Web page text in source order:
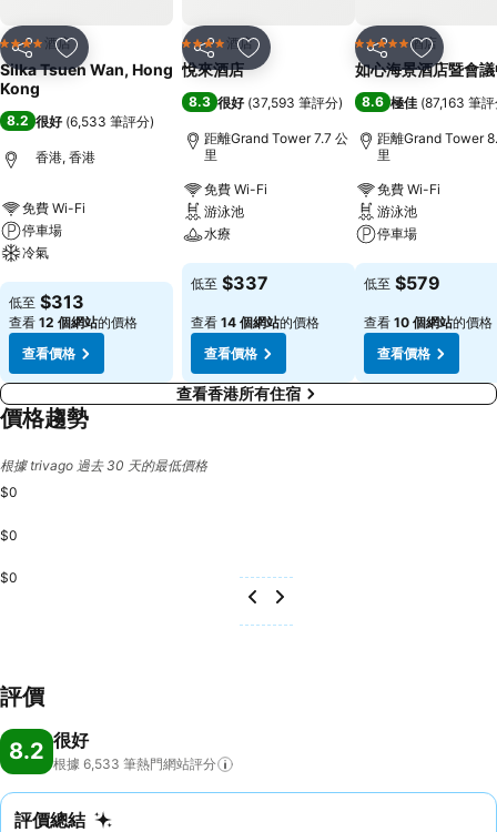
分享 放到收藏夾
4 星級 酒店
Silka Tsuen Wan, Hong
Kong
8.2 很好 (6,533 筆評分)
香港, 香港
免費 Wi-Fi
停車場
冷氣
查看價格
低至 $313
查看 12 個網站的價格
查看價格
分享 放到收藏夾
4 星級 酒店
悅來酒店
8.3 很好 (37,593 筆評分)
距離Grand Tower 7.7 公
里
免費 Wi-Fi
游泳池
水療
查看價格
低至 $337
查看 14 個網站的價格
查看價格
分享 放到收藏
5 星級 酒店
如心海景酒店暨會
8.6 極佳 (87,163 筆
距離Grand Tower
里
免費 Wi-Fi
游泳池
停車場
查看價格
低至 $579
查看 10 個網站的價格
查看價格
查看香港所有住宿
價格趨勢
根據 trivago 過去 30 天的最低價格
$0
$0
$0
評價
8.2 很好
根據 6,533 筆熱門網站評分
評價總結